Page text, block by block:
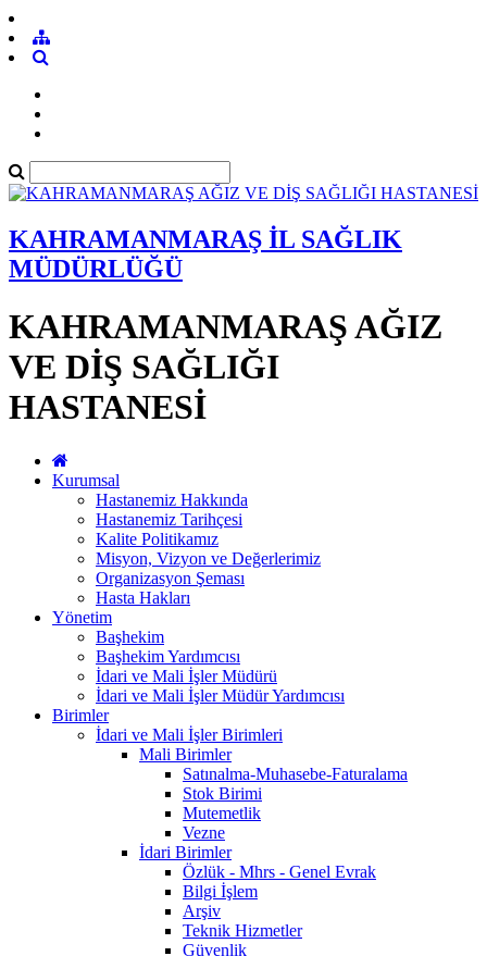
KAHRAMANMARAŞ İL SAĞLIK
MÜDÜRLÜĞÜ
KAHRAMANMARAŞ AĞIZ
VE DİŞ SAĞLIĞI
HASTANESİ
Kurumsal
Hastanemiz Hakkında
Hastanemiz Tarihçesi
Kalite Politikamız
Misyon, Vizyon ve Değerlerimiz
Organizasyon Şeması
Hasta Hakları
Yönetim
Başhekim
Başhekim Yardımcısı
İdari ve Mali İşler Müdürü
İdari ve Mali İşler Müdür Yardımcısı
Birimler
İdari ve Mali İşler Birimleri
Mali Birimler
Satınalma-Muhasebe-Faturalama
Stok Birimi
Mutemetlik
Vezne
İdari Birimler
Özlük - Mhrs - Genel Evrak
Bilgi İşlem
Arşiv
Teknik Hizmetler
Güvenlik